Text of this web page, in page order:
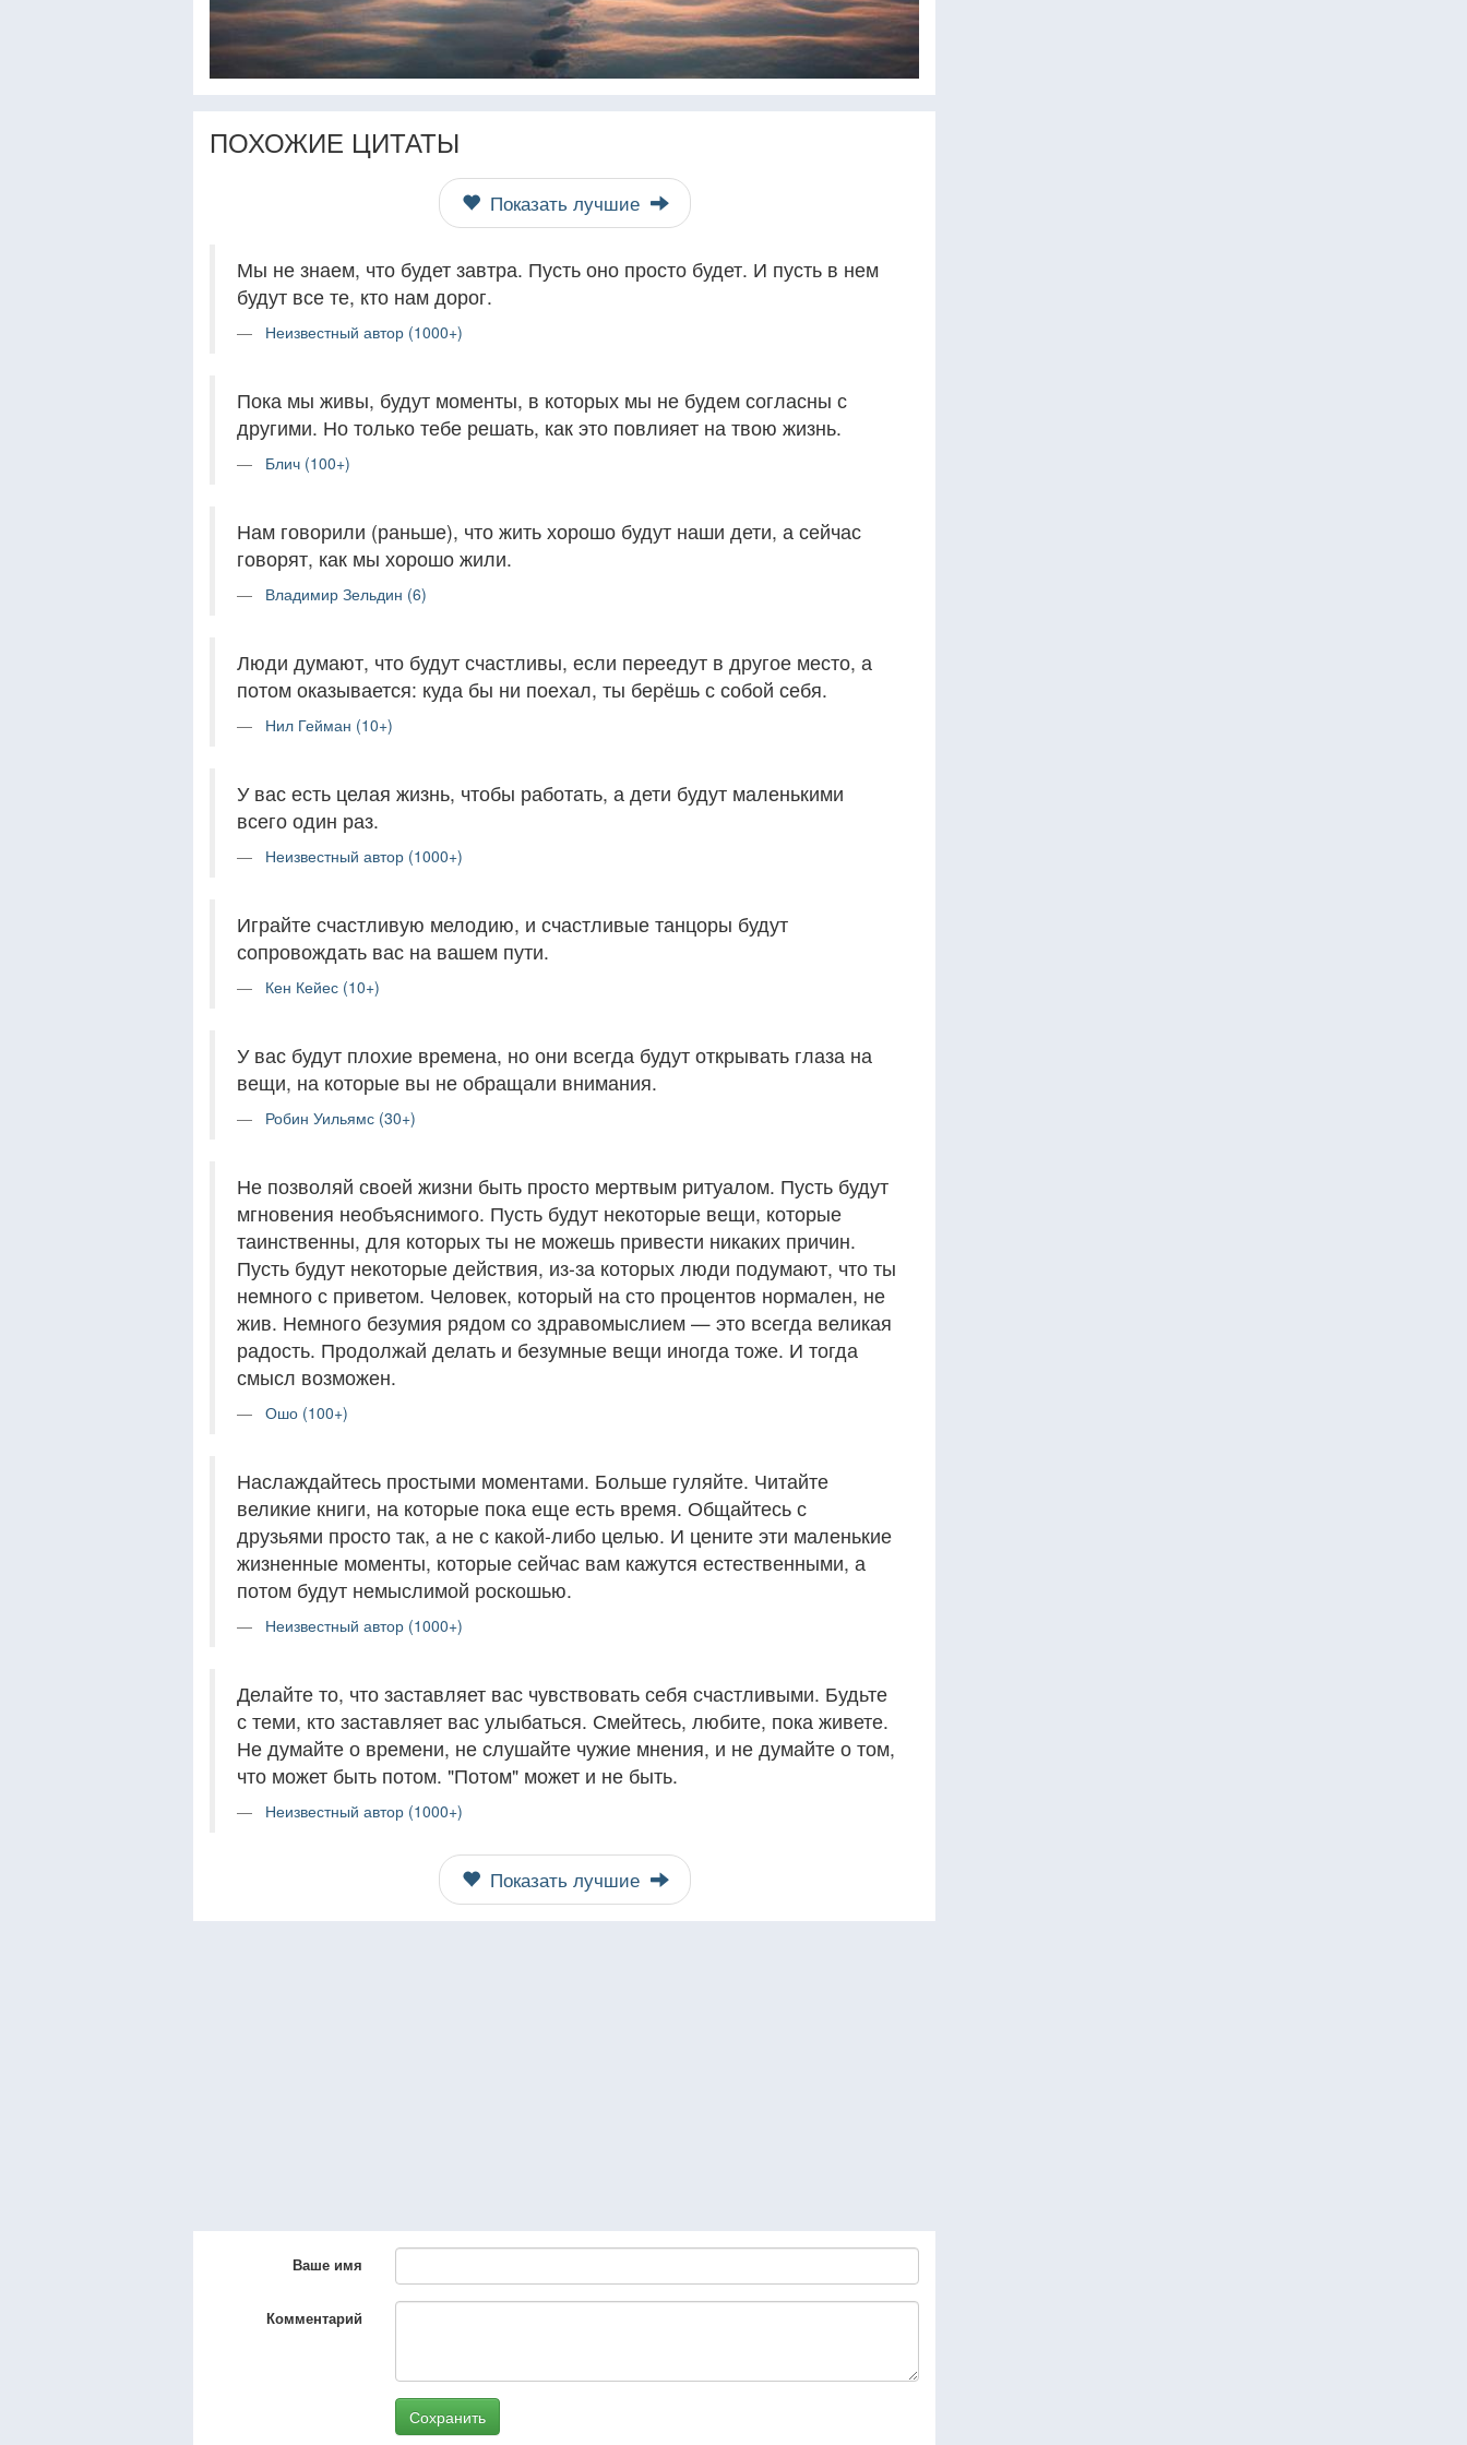
ПОХОЖИЕ ЦИТАТЫ
Показать лучшие
Мы не знаем, что будет завтра. Пусть оно просто будет. И пусть в нем
будут все те, кто нам дорог.
Неизвестный автор (1000+)
Пока мы живы, будут моменты, в которых мы не будем согласны с
другими. Но только тебе решать, как это повлияет на твою жизнь.
Блич (100+)
Нам говорили (раньше), что жить хорошо будут наши дети, а сейчас
говорят, как мы хорошо жили.
Владимир Зельдин (6)
Люди думают, что будут счастливы, если переедут в другое место, а
потом оказывается: куда бы ни поехал, ты берёшь с собой себя.
Нил Гейман (10+)
У вас есть целая жизнь, чтобы работать, а дети будут маленькими
всего один раз.
Неизвестный автор (1000+)
Играйте счастливую мелодию, и счастливые танцоры будут
сопровождать вас на вашем пути.
Кен Кейес (10+)
У вас будут плохие времена, но они всегда будут открывать глаза на
вещи, на которые вы не обращали внимания.
Робин Уильямс (30+)
Не позволяй своей жизни быть просто мертвым ритуалом. Пусть будут
мгновения необъяснимого. Пусть будут некоторые вещи, которые
таинственны, для которых ты не можешь привести никаких причин.
Пусть будут некоторые действия, из-за которых люди подумают, что ты
немного с приветом. Человек, который на сто процентов нормален, не
жив. Немного безумия рядом со здравомыслием — это всегда великая
радость. Продолжай делать и безумные вещи иногда тоже. И тогда
смысл возможен.
Ошо (100+)
Наслаждайтесь простыми моментами. Больше гуляйте. Читайте
великие книги, на которые пока еще есть время. Общайтесь с
друзьями просто так, а не с какой-либо целью. И цените эти маленькие
жизненные моменты, которые сейчас вам кажутся естественными, а
потом будут немыслимой роскошью.
Неизвестный автор (1000+)
Делайте то, что заставляет вас чувствовать себя счастливыми. Будьте
с теми, кто заставляет вас улыбаться. Смейтесь, любите, пока живете.
Не думайте о времени, не слушайте чужие мнения, и не думайте о том,
что может быть потом. "Потом" может и не быть.
Неизвестный автор (1000+)
Показать лучшие
Ваше имя
Комментарий
Сохранить